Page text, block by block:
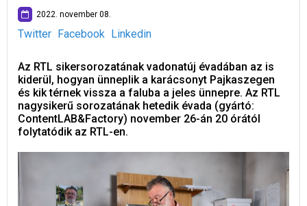
2022. november 08.
Twitter Facebook Linkedin
Az RTL sikersorozatának vadonatúj évadában az is
kiderül, hogyan ünneplik a karácsonyt Pajkaszegen
és kik térnek vissza a faluba a jeles ünnepre. Az RTL
nagysikerű sorozatának hetedik évada (gyártó:
ContentLAB&Factory) november 26-án 20 órától
folytatódik az RTL-en.